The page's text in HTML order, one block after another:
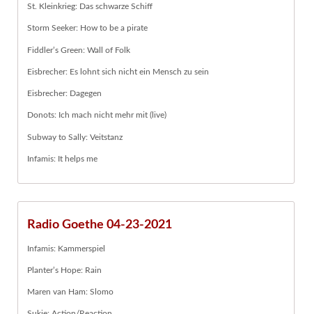
St. Kleinkrieg: Das schwarze Schiff
Storm Seeker: How to be a pirate
Fiddler’s Green: Wall of Folk
Eisbrecher: Es lohnt sich nicht ein Mensch zu sein
Eisbrecher: Dagegen
Donots: Ich mach nicht mehr mit (live)
Subway to Sally: Veitstanz
Infamis: It helps me
Radio Goethe 04-23-2021
Infamis: Kammerspiel
Planter’s Hope: Rain
Maren van Ham: Slomo